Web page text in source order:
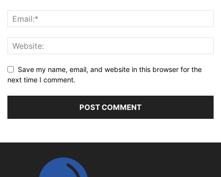
Save my name, email, and website in this browser for the
next time I comment.